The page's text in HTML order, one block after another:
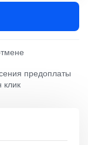
предоплаты
клик